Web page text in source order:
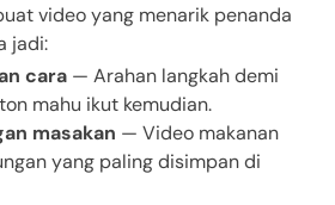
video yang menarik penanda
jadi:
cara — Arahan langkah demi
mahu ikut kemudian.
masakan — Video makanan
yang paling disimpan di